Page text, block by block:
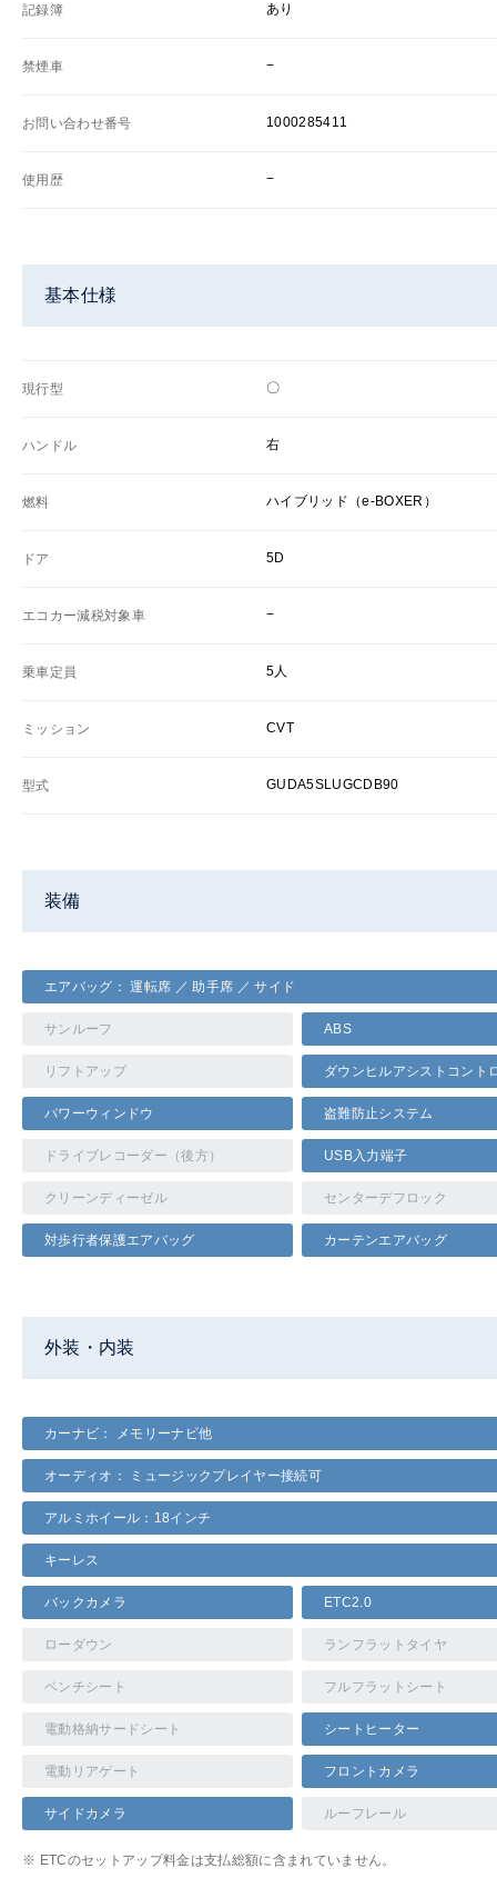
記録簿 あり
禁煙車 −
お問い合わせ番号 1000285411
使用歴 −
基本仕様
現行型 〇
ハンドル 右
燃料 ハイブリッド（e-BOXER）
ドア 5D
エコカー減税対象車 −
乗車定員 5人
ミッション CVT
型式 GUDA5SLUGCDB90
装備
エアバッグ： 運転席 ／ 助手席 ／ サイド
サンルーフ ABS
リフトアップ ダウンヒルアシストコント
パワーウィンドウ 盗難防止システム
ドライブレコーダー（後方） USB入力端子
クリーンディーゼル センターデフロック
対歩行者保護エアバッグ カーテンエアバッグ
外装・内装
カーナビ： メモリーナビ他
オーディオ： ミュージックプレイヤー接続可
アルミホイール：18インチ
キーレス
バックカメラ ETC2.0
ローダウン ランフラットタイヤ
ベンチシート フルフラットシート
電動格納サードシート シートヒーター
電動リアゲート フロントカメラ
サイドカメラ ルーフレール
※ ETCのセットアップ料金は支払総額に含まれていません。